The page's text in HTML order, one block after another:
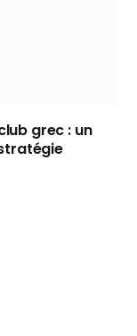
grec : un